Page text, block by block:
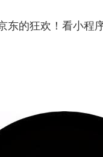
东的狂欢！看小程